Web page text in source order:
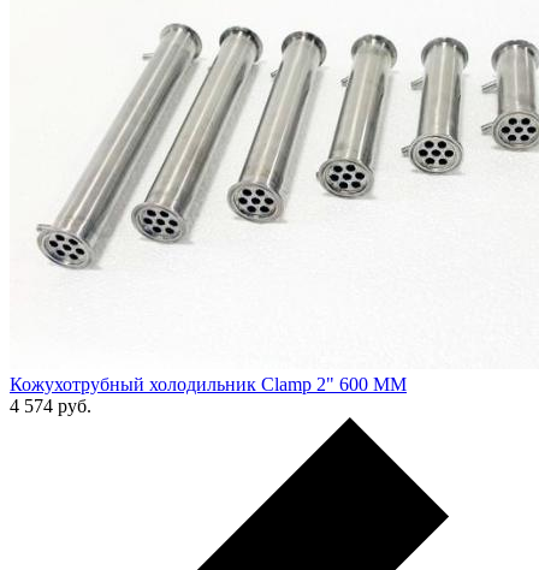
Кожухотрубный холодильник Clamp 2" 600 ММ
4 574 руб.